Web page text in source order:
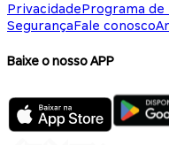
PrivacidadePrograma
SegurançaFale conosco
Baixe o nosso APP